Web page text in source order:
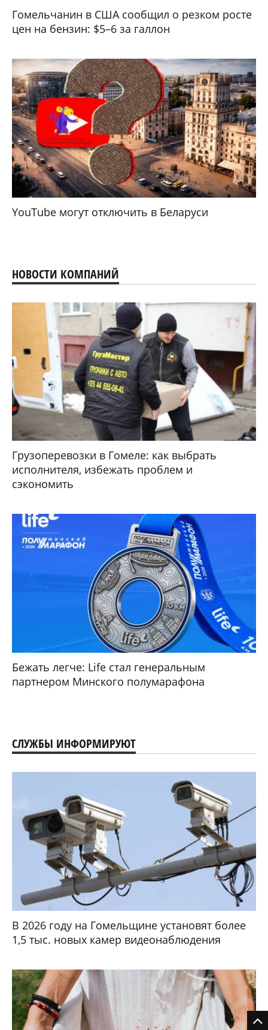
Гомельчанин в США сообщил о резком росте
цен на бензин: $5–6 за галлон
YouTube могут отключить в Беларуси
НОВОСТИ КОМПАНИЙ
Грузоперевозки в Гомеле: как выбрать
исполнителя, избежать проблем и
сэкономить
Бежать легче: Life стал генеральным
партнером Минского полумарафона
СЛУЖБЫ ИНФОРМИРУЮТ
В 2026 году на Гомельщине установят более
1,5 тыс. новых камер видеонаблюдения